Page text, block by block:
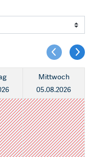
Mittwoch
05.08.2026